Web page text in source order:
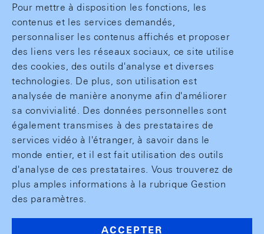
Pour mettre à disposition les fonctions, les
contenus et les services demandés,
personnaliser les contenus affichés et proposer
des liens vers les réseaux sociaux, ce site utilise
des cookies, des outils d'analyse et diverses
technologies. De plus, son utilisation est
analysée de manière anonyme afin d'améliorer
sa convivialité. Des données personnelles sont
également transmises à des prestataires de
services vidéo à l'étranger, à savoir dans le
monde entier, et il est fait utilisation des outils
d'analyse de ces prestataires. Vous trouverez de
plus amples informations à la rubrique Gestion
des paramètres.
ACCEPTER